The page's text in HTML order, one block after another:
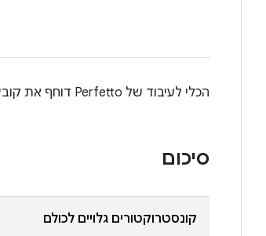
הכלי לעיבוד של Perfetto דוחף את קובץ התצורה למכשיר במיקום סטנדרטי שיש ל-Perfetto גישה אליו.
סיכום
קונסטרוקטורים גלויים לכולם